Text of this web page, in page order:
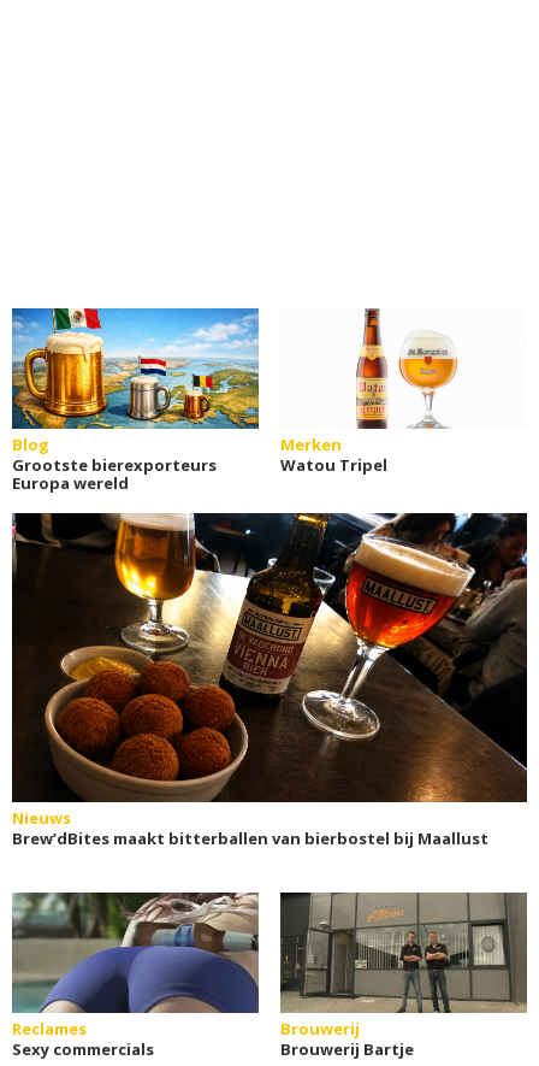
Blog
Grootste bierexporteurs
Europa wereld
Merken
Watou Tripel
Nieuws
Brew’dBites maakt bitterballen van bierbostel bij Maallust
Reclames
Sexy commercials
Brouwerij
Brouwerij Bartje